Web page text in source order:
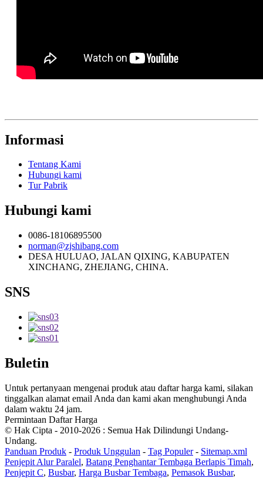
Informasi
Tentang Kami
Hubungi kami
Tur Pabrik
Hubungi kami
0086-18106895500
norman@zjshibang.com
DESA HULUAO, JALAN QIXING, KABUPATEN
XINCHANG, ZHEJIANG, CHINA.
SNS
Buletin
Untuk pertanyaan mengenai produk atau daftar harga kami, silakan
tinggalkan alamat email Anda dan kami akan menghubungi Anda
dalam waktu 24 jam.
Permintaan Daftar Harga
© Hak Cipta - 2010-2026 : Semua Hak Dilindungi Undang-
Undang.
Panduan Produk - Produk Unggulan - Tag Populer- Sitemap.xml
Penjepit Alur Paralel, Batang Penghantar Tembaga Berlapis Timah,
Penjepit C, Busbar, Harga Busbar Tembaga, Pemasok Busbar,